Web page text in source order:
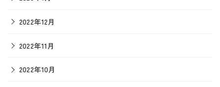
2022年12月
2022年11月
2022年10月